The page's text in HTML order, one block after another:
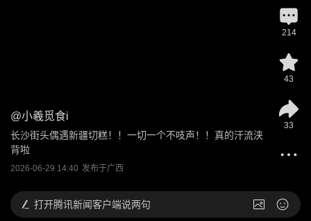
@小羲觅食i
长沙街头偶遇新疆切糕！！一切一个不吱声！！真的汗流浃
背啦
2026-06-29 14:40 发布于广西
214
43
33
打开腾讯新闻客户端说两句